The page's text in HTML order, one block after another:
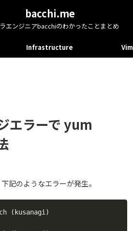
bacchi.me
エンジニアbacchiのわかったことまとめ
Infrastructure Vim
エラーで yum
記のようなエラーが発生。
(kusanagi)